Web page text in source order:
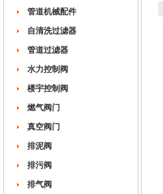
管道机械配件
自清洗过滤器
管道过滤器
水力控制阀
楼宇控制阀
燃气阀门
真空阀门
排泥阀
排污阀
排气阀